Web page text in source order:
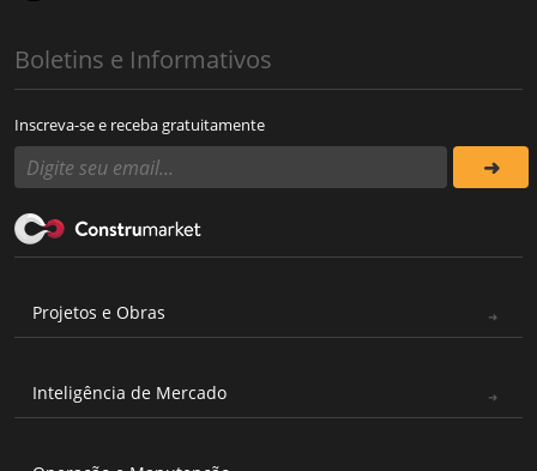
Boletins e Informativos
Inscreva-se e receba gratuitamente
Projetos e Obras
Inteligência de Mercado